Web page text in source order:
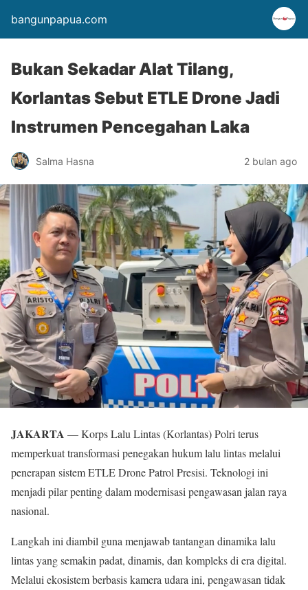
bangunpapua.com
Bukan Sekadar Alat Tilang,
Korlantas Sebut ETLE Drone Jadi
Instrumen Pencegahan Laka
Salma Hasna 2 bulan ago
JAKARTA — Korps Lalu Lintas (Korlantas) Polri terus
memperkuat transformasi penegakan hukum lalu lintas melalui
penerapan sistem ETLE Drone Patrol Presisi. Teknologi ini
menjadi pilar penting dalam modernisasi pengawasan jalan raya
nasional.
Langkah ini diambil guna menjawab tantangan dinamika lalu
lintas yang semakin padat, dinamis, dan kompleks di era digital.
Melalui ekosistem berbasis kamera udara ini, pengawasan tidak